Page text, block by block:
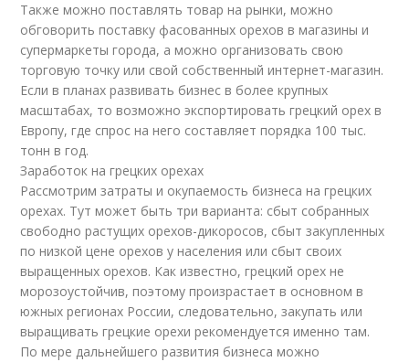
Также можно поставлять товар на рынки, можно
обговорить поставку фасованных орехов в магазины и
супермаркеты города, а можно организовать свою
торговую точку или свой собственный интернет-магазин.
Если в планах развивать бизнес в более крупных
масштабах, то возможно экспортировать грецкий орех в
Европу, где спрос на него составляет порядка 100 тыс.
тонн в год.
Заработок на грецких орехах
Рассмотрим затраты и окупаемость бизнеса на грецких
орехах. Тут может быть три варианта: сбыт собранных
свободно растущих орехов-дикоросов, сбыт закупленных
по низкой цене орехов у населения или сбыт своих
выращенных орехов. Как известно, грецкий орех не
морозоустойчив, поэтому произрастает в основном в
южных регионах России, следовательно, закупать или
выращивать грецкие орехи рекомендуется именно там.
По мере дальнейшего развития бизнеса можно